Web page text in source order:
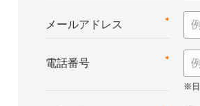
*
メールアドレス
*
電話番号